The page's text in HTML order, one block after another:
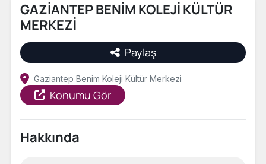
GAZİANTEP BENİM KOLEJİ KÜLTÜR
MERKEZİ
Paylaş
Gaziantep Benim Koleji Kültür Merkezi
Konumu Gör
Hakkında